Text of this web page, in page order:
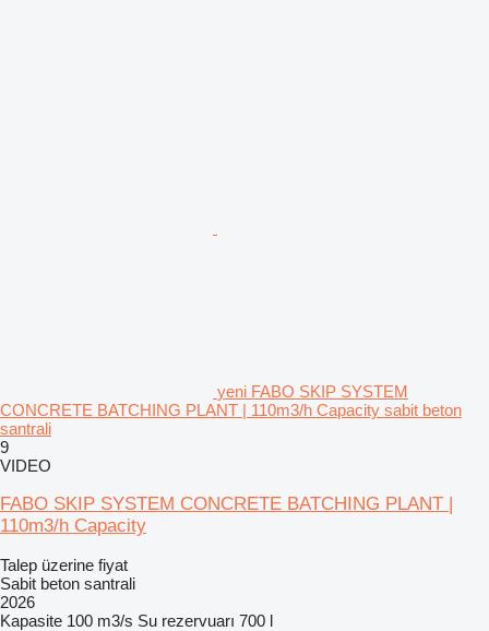
yeni FABO SKIP SYSTEM
CONCRETE BATCHING PLANT | 110m3/h Capacity sabit beton
santrali
9
VIDEO
FABO SKIP SYSTEM CONCRETE BATCHING PLANT |
110m3/h Capacity
Talep üzerine fiyat
Sabit beton santrali
2026
Kapasite 100 m3/s Su rezervuarı 700 l